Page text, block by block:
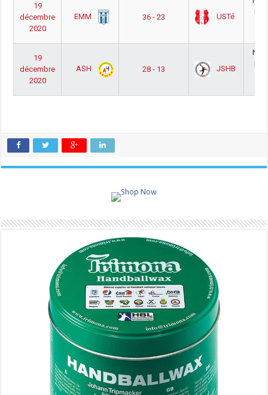
19
décembre
2020
EMM 36 - 23 USTé
19
décembre
2020
ASH 28 - 13 JSHB